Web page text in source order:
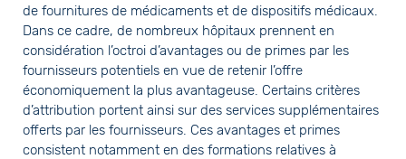
de fournitures de médicaments et de dispositifs médicaux.
Dans ce cadre, de nombreux hôpitaux prennent en
considération l’octroi d’avantages ou de primes par les
fournisseurs potentiels en vue de retenir l’offre
économiquement la plus avantageuse. Certains critères
d’attribution portent ainsi sur des services supplémentaires
offerts par les fournisseurs. Ces avantages et primes
consistent notamment en des formations relatives à